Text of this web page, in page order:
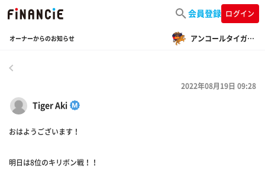
会員登録 ログイン
オーナーからのお知らせ アンコールタイガーFC
Tiger Aki
2022年08月19日 09:28
おはようございます！
明日は8位のキリボン戦！！